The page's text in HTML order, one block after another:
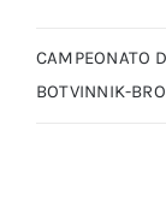
CAMPEONATO
BOTVINNIK-